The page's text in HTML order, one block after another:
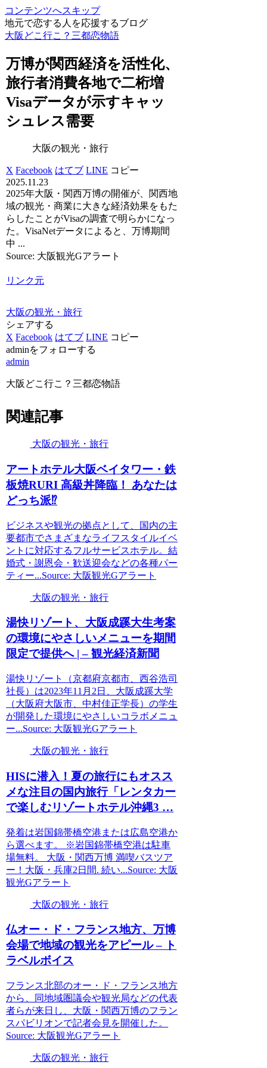
コンテンツへスキップ
地元で恋する人を応援するブログ
大阪どこ行こ？三都恋物語
万博が関西経済を活性化、
旅行者消費各地で二桁増
Visaデータが示すキャッ
シュレス需要
大阪の観光・旅行
X Facebook はてブ LINE コピー
2025.11.23
2025年大阪・関西万博の開催が、関西地
域の観光・商業に大きな経済効果をもた
らしたことがVisaの調査で明らかになっ
た。VisaNetデータによると、万博期間
中 ...
Source: 大阪観光Gアラート
リンク元
大阪の観光・旅行
シェアする
X Facebook はてブ LINE コピー
adminをフォローする
admin
大阪どこ行こ？三都恋物語
関連記事
大阪の観光・旅行
アートホテル大阪ベイタワー・鉄
板焼RURI 高級丼降臨！ あなたは
どっち派⁉
ビジネスや観光の拠点として、国内の主
要都市でさまざまなライフスタイルイベ
ントに対応するフルサービスホテル。結
婚式・謝恩会・歓送迎会などの各種パー
ティー...Source: 大阪観光Gアラート
大阪の観光・旅行
湯快リゾート、 大阪成蹊大生考案
の環境にやさしいメニューを期間
限定で提供へ | –観光経済新聞
湯快リゾート（京都府京都市、西谷浩司
社長）は2023年11月2日、大阪成蹊大学
（大阪府大阪市、中村佳正学長）の学生
が開発した環境にやさしいコラボメニュ
ー...Source: 大阪観光Gアラート
大阪の観光・旅行
HISに潜入！夏の旅行にもオスス
メな注目の国内旅行「レンタカー
で楽しむリゾートホテル沖縄3 …
発着は岩国錦帯橋空港または広島空港か
ら選べます。 ※岩国錦帯橋空港は駐車
場無料。 大阪・関西万博 満喫バスツア
ー！大阪・兵庫2日間. 続い...Source: 大阪
観光Gアラート
大阪の観光・旅行
仏オー・ド・フランス地方、万博
会場で地域の観光をアピール – ト
ラベルボイス
フランス北部のオー・ド・フランス地方
から、同地域圏議会や観光局などの代表
者らが来日し、大阪・関西万博のフラン
スパビリオンで記者会見を開催した。
Source: 大阪観光Gアラート
大阪の観光・旅行